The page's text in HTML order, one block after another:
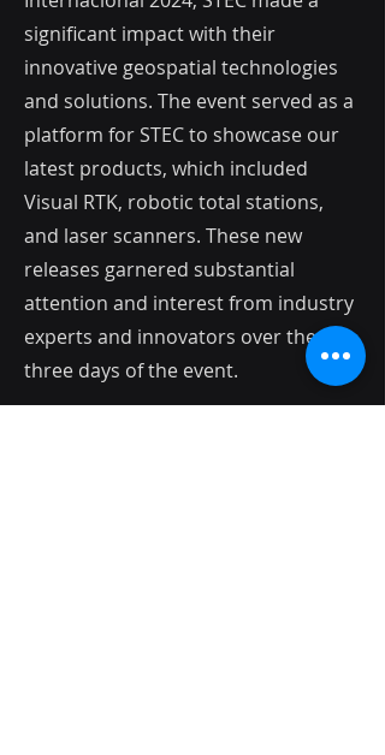
significant impact with their
innovative geospatial technologies
and solutions. The event served as a
platform for STEC to showcase our
latest products, which included
Visual RTK, robotic total stations,
and laser scanners. These new
releases garnered substantial
attention and interest from industry
experts and innovators over the
three days of the event.